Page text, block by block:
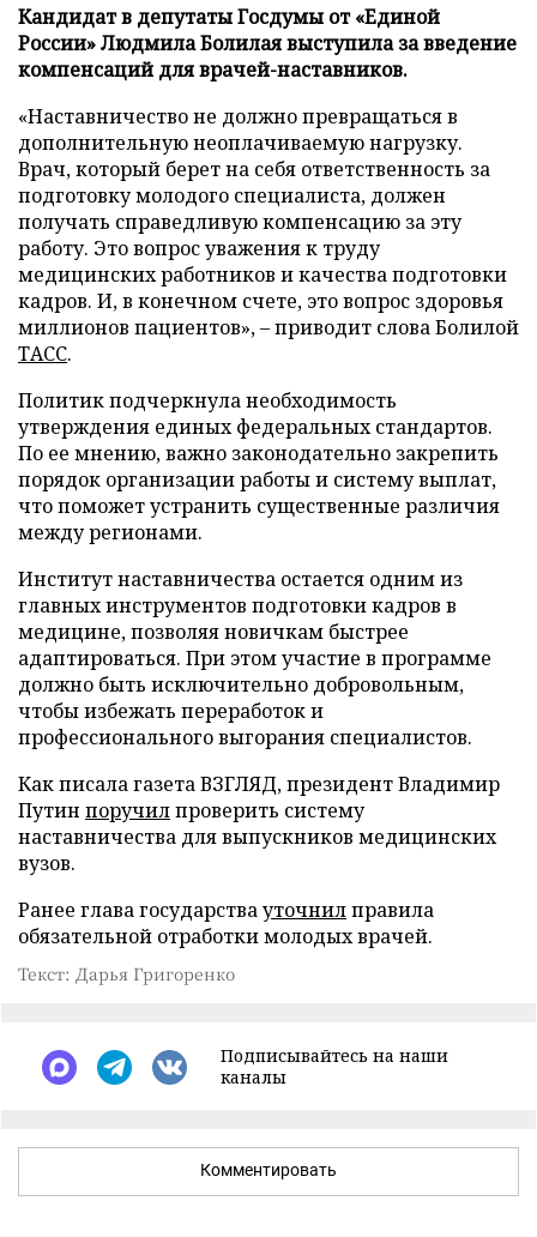
Кандидат в депутаты Госдумы от «Единой
России» Людмила Болилая выступила за введение
компенсаций для врачей-наставников.
«Наставничество не должно превращаться в
дополнительную неоплачиваемую нагрузку.
Врач, который берет на себя ответственность за
подготовку молодого специалиста, должен
получать справедливую компенсацию за эту
работу. Это вопрос уважения к труду
медицинских работников и качества подготовки
кадров. И, в конечном счете, это вопрос здоровья
миллионов пациентов», – приводит слова Болилой
ТАСС.
Политик подчеркнула необходимость
утверждения единых федеральных стандартов.
По ее мнению, важно законодательно закрепить
порядок организации работы и систему выплат,
что поможет устранить существенные различия
между регионами.
Институт наставничества остается одним из
главных инструментов подготовки кадров в
медицине, позволяя новичкам быстрее
адаптироваться. При этом участие в программе
должно быть исключительно добровольным,
чтобы избежать переработок и
профессионального выгорания специалистов.
Как писала газета ВЗГЛЯД, президент Владимир
Путин поручилпроверить систему
наставничества для выпускников медицинских
вузов.
Ранее глава государствауточнилправила
обязательной отработки молодых врачей.
Текст: Дарья Григоренко
Подписывайтесь на наши
каналы
Комментировать